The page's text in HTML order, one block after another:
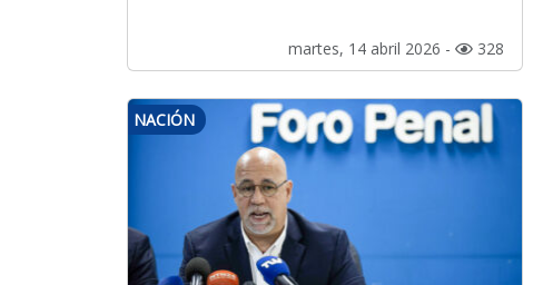
martes, 14 abril 2026 - 328
NACIÓN